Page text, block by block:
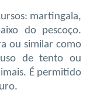
martingala,
do pescoço.
ou similar como
de tento ou
É permitido